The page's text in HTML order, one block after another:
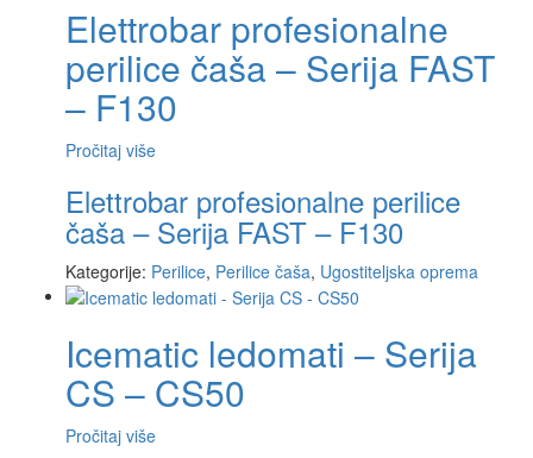
Elettrobar profesionalne
perilice čaša – Serija FAST
– F130
Pročitaj više
Elettrobar profesionalne perilice
čaša – Serija FAST – F130
Kategorije: Perilice, Perilice čaša, Ugostiteljska oprema
Icematic ledomati – Serija
CS – CS50
Pročitaj više